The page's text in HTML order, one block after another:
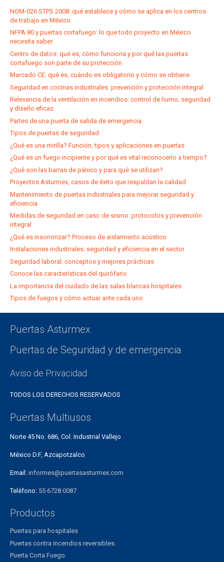
NOM-026 STPS 2008: qué establece y cómo se aplica en los centros
de trabajo en México
NFPA 80 y puertas cortafuego: lo que todo proyecto en México
necesita saber
Centro de datos: qué es, cómo funciona y por qué las puertas
cortafuego son parte de su protección
Marcado CE: qué es, cuándo es obligatorio y cómo se obtiene
Seguridad en cocinas industriales: prevención y protección integral
Relevancia de la ventilación en incendios: control de humo, seguridad
y diseño eficaz
Partes de una puerta de salida de emergencia
Tipos de puertas de seguridad
¿Qué es una mirilla? Función, tipos y aplicaciones en puertas
¿Qué es un fuego incipiente y por qué es vital reconocerlo a tiempo?
¿Qué son las barras de pánico y para qué se utilizan?
Proyectos Asturmex, casos de éxito que respaldan la calidad
Mantenimiento de puertas industriales para mejorar seguridad y
eficiencia
Medidas de seguridad en caso de sismo: protocolos y prevención
integral
¿Qué es insonorizar? Proceso de aislamiento acústico
Instalaciones industriales: seguridad y eficiencia en el sector
Seguridad laboral: conceptos y mejores prácticas
Conoce las características del quirófano
La importancia del cuidado de las salas blancas hospitales
Tipos de fuegos y cómo actuar ante cada uno
Puertas Asturmex
Puertas de Seguridad y de emergencia
Aviso de Privacidad
TODOS LOS DERECHOS RESERVADOS
Puertas Multiusos
Norte 45 No. 686, Col. Industrial Vallejo
México D.F, Azcapotzalco
Email: informes@puertasasturmex.com
Teléfono: 55 6728 0087
Productos
Puertas para hospitales
Puertas contra incendios reversibles.
Puerta Corta Fuego.